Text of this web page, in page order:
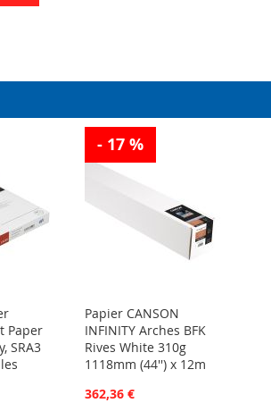
Paper
SRA3
- 17 %
Papier CANSON
INFINITY Arches BFK
Rives White 310g
1118mm (44'') x 12m
362,36 €